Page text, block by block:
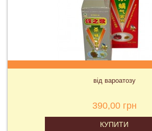
від вароатозу
390,00 грн
КУПИТИ